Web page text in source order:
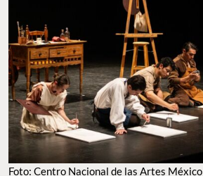
Foto: Centro Nacional de las Artes México